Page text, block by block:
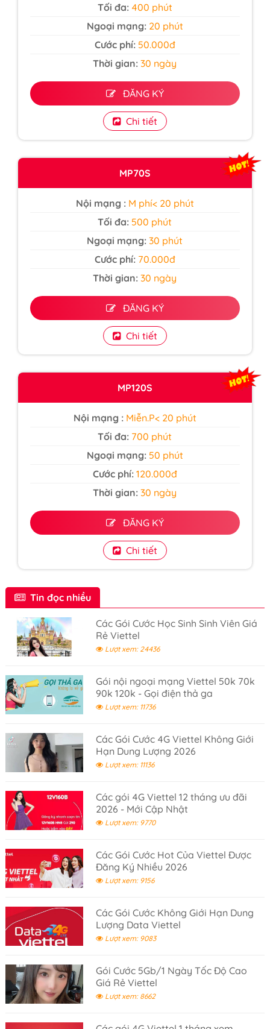
Tối đa: 400 phút
Ngoại mạng:20 phút
Cước phí: 50.000đ
Thời gian: 30 ngày
ĐĂNG KÝ
Chi tiết
MP70S
Nội mạng : M phí< 20 phút
Tối đa: 500 phút
Ngoại mạng: 30 phút
Cước phí: 70.000đ
Thời gian: 30 ngày
ĐĂNG KÝ
Chi tiết
MP120S
Nội mạng : Miễn.P< 20 phút
Tối đa: 700 phút
Ngoại mạng:50 phút
Cước phí: 120.000đ
Thời gian: 30 ngày
ĐĂNG KÝ
Chi tiết
Tin đọc nhiều
Các Gói Cước Học Sinh Sinh Viên Giá
Rẻ Viettel
Lượt xem: 24436
Gói nội ngoại mạng Viettel 50k 70k
90k 120k - Gọi điện thả ga
Lượt xem: 11736
Các Gói Cước 4G Viettel Không Giới
Hạn Dung Lượng 2026
Lượt xem: 11136
Các gói 4G Viettel 12 tháng ưu đãi
2026 - Mới Cập Nhật
Lượt xem: 9770
Các Gói Cước Hot Của Viettel Được
Đăng Ký Nhiều 2026
Lượt xem: 9156
Các Gói Cước Không Giới Hạn Dung
Lượng Data Viettel
Lượt xem: 9083
Gói Cước 5Gb/1 Ngày Tốc Độ Cao
Giá Rẻ Viettel
Lượt xem: 8662